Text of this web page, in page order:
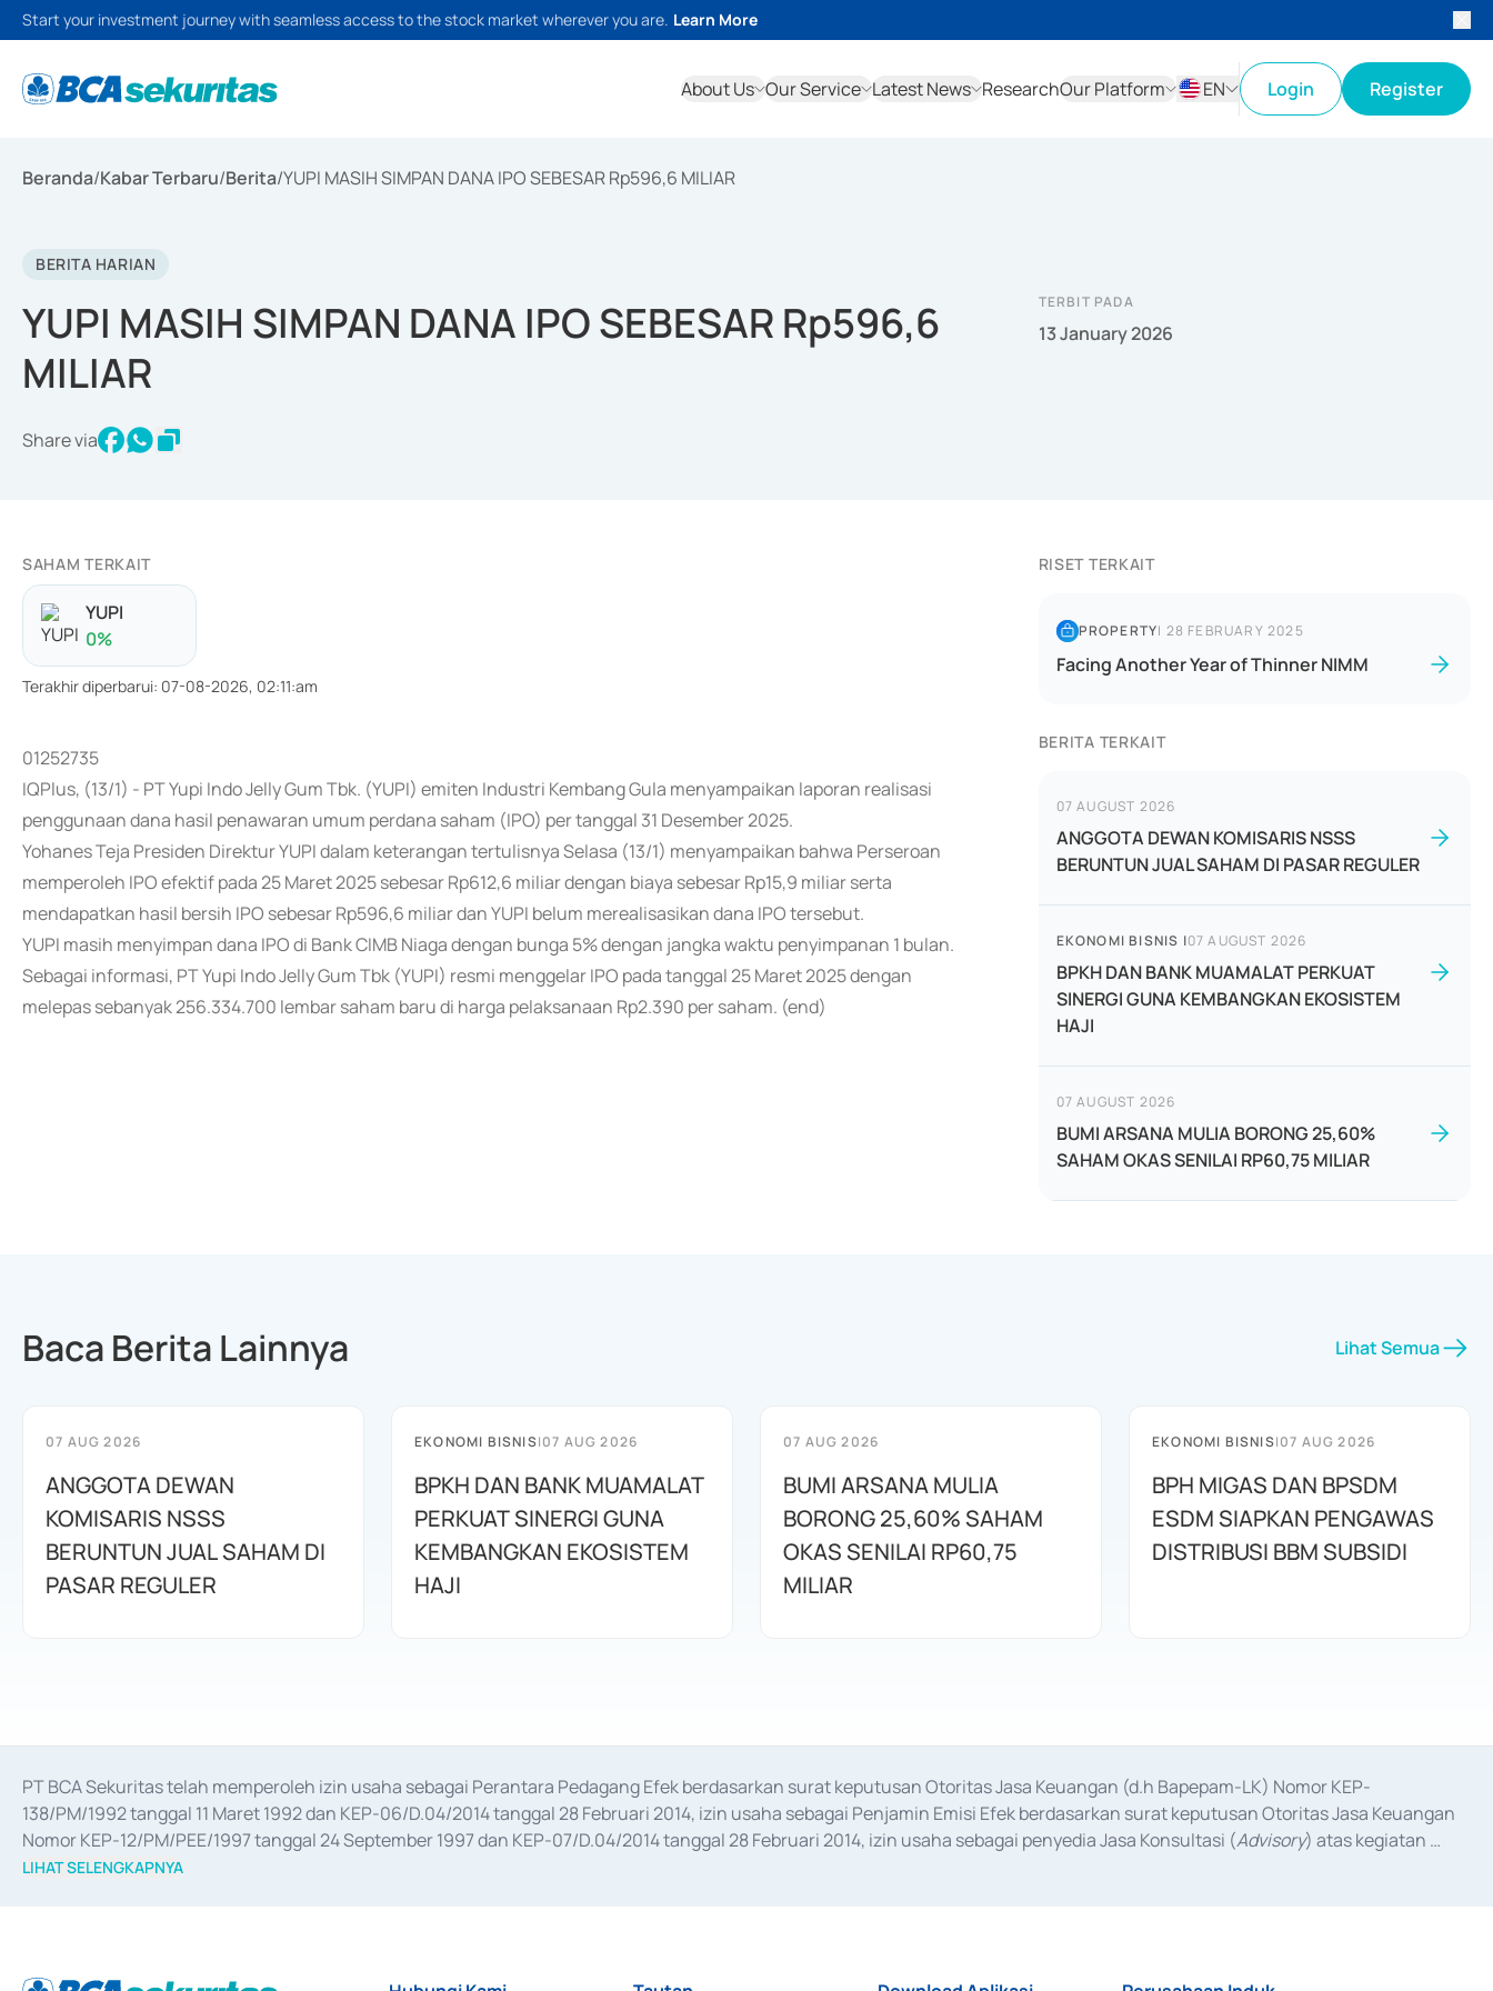
Start your investment journey with seamless access to the stock market wherever you are. Learn More
About Us Our Service Latest News ResearchOur Platform
EN
Login Register
Beranda/Kabar Terbaru/Berita/YUPI MASIH SIMPAN DANA IPO SEBESAR Rp596,6 MILIAR
BERITA HARIAN
YUPI MASIH SIMPAN DANA IPO SEBESAR Rp596,6
MILIAR
Share via
TERBIT PADA
13 January 2026
SAHAM TERKAIT
YUPI
0%
Terakhir diperbarui: 07-08-2026, 02:11:am
01252735
IQPlus, (13/1) - PT Yupi Indo Jelly Gum Tbk. (YUPI) emiten Industri Kembang Gula menyampaikan laporan realisasi
penggunaan dana hasil penawaran umum perdana saham (IPO) per tanggal 31 Desember 2025.
Yohanes Teja Presiden Direktur YUPI dalam keterangan tertulisnya Selasa (13/1) menyampaikan bahwa Perseroan
memperoleh IPO efektif pada 25 Maret 2025 sebesar Rp612,6 miliar dengan biaya sebesar Rp15,9 miliar serta
mendapatkan hasil bersih IPO sebesar Rp596,6 miliar dan YUPI belum merealisasikan dana IPO tersebut.
YUPI masih menyimpan dana IPO di Bank CIMB Niaga dengan bunga 5% dengan jangka waktu penyimpanan 1 bulan.
Sebagai informasi, PT Yupi Indo Jelly Gum Tbk (YUPI) resmi menggelar IPO pada tanggal 25 Maret 2025 dengan
melepas sebanyak 256.334.700 lembar saham baru di harga pelaksanaan Rp2.390 per saham. (end)
RISET TERKAIT
PROPERTY| 28 FEBRUARY 2025
Facing Another Year of Thinner NIMM
BERITA TERKAIT
07 AUGUST 2026
ANGGOTA DEWAN KOMISARIS NSSS
BERUNTUN JUAL SAHAM DI PASAR REGULER
EKONOMI BISNIS |07 AUGUST 2026
BPKH DAN BANK MUAMALAT PERKUAT
SINERGI GUNA KEMBANGKAN EKOSISTEM
HAJI
07 AUGUST 2026
BUMI ARSANA MULIA BORONG 25,60%
SAHAM OKAS SENILAI RP60,75 MILIAR
Baca Berita Lainnya Lihat Semua
07 AUG 2026
ANGGOTA DEWAN
KOMISARIS NSSS
BERUNTUN JUAL SAHAM DI
PASAR REGULER
EKONOMI BISNIS|07 AUG 2026
BPKH DAN BANK MUAMALAT
PERKUAT SINERGI GUNA
KEMBANGKAN EKOSISTEM
HAJI
07 AUG 2026
BUMI ARSANA MULIA
BORONG 25,60% SAHAM
OKAS SENILAI RP60,75
MILIAR
EKONOMI BISNIS|07 AUG 2026
BPH MIGAS DAN BPSDM
ESDM SIAPKAN PENGAWAS
DISTRIBUSI BBM SUBSIDI
PT BCA Sekuritas telah memperoleh izin usaha sebagai Perantara Pedagang Efek berdasarkan surat keputusan Otoritas Jasa Keuangan (d.h Bapepam-LK) Nomor KEP-
138/PM/1992 tanggal 11 Maret 1992 dan KEP-06/D.04/2014 tanggal 28 Februari 2014, izin usaha sebagai Penjamin Emisi Efek berdasarkan surat keputusan Otoritas Jasa Keuangan
Nomor KEP-12/PM/PEE/1997 tanggal 24 September 1997 dan KEP-07/D.04/2014 tanggal 28 Februari 2014, izin usaha sebagai penyedia Jasa Konsultasi (Advisory) atas kegiatan
merger, akuisisi, divestasi, dan
LIHAT SELENGKAPNYA